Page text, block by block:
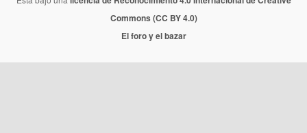
Commons (CC BY 4.0)
El foro y el bazar